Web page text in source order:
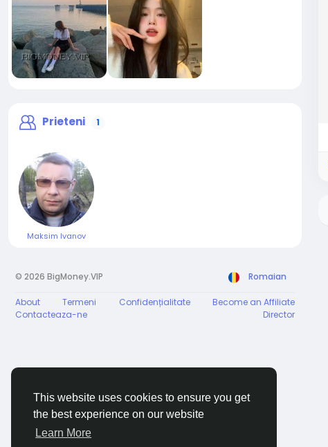
This website uses cookies to ensure you get
the best experience on our website
Learn More
Prieteni 1
Maksim Ivanov
© 2026 BigMoney.VIP Romaian
About Termeni Confidențialitate
Become an Affiliate
Contacteaza-ne
Director